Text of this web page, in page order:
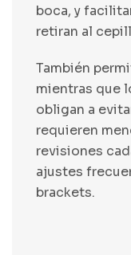
boca, y
retiran al
También
mientras que
obligan a
requieren
revisiones
ajustes
brackets.